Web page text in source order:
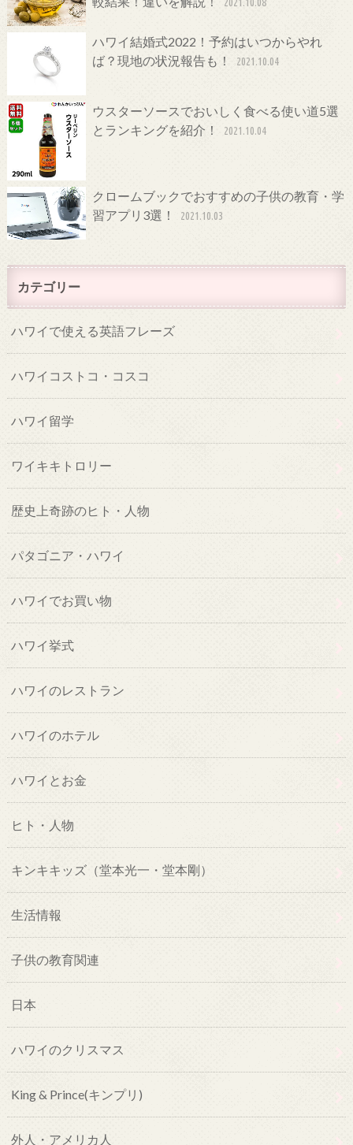
2021.10.08
ハワイ結婚式2022！予約はいつからやれ
ば？現地の状況報告も！
2021.10.04
ウスターソースでおいしく食べる使い道5選
とランキングを紹介！
2021.10.04
クロームブックでおすすめの子供の教育・学
習アプリ3選！
2021.10.03
カテゴリー
ハワイで使える英語フレーズ
ハワイコストコ・コスコ
ハワイ留学
ワイキキトロリー
歴史上奇跡のヒト・人物
パタゴニア・ハワイ
ハワイでお買い物
ハワイ挙式
ハワイのレストラン
ハワイのホテル
ハワイとお金
ヒト・人物
キンキキッズ（堂本光一・堂本剛）
生活情報
子供の教育関連
日本
ハワイのクリスマス
King & Prince(キンプリ)
外人・アメリカ人